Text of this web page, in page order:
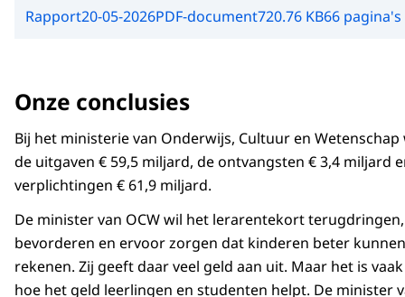
Rapport20-05-2026PDF-document720.76 KB66 pagina's
Onze conclusies
Bij het ministerie van Onderwijs, Cultuur en Wetenschap
de uitgaven € 59,5 miljard, de ontvangsten € 3,4 miljard
verplichtingen € 61,9 miljard.
De minister van OCW wil het lerarentekort
bevorderen en ervoor zorgen dat kinderen beter
rekenen. Zij geeft daar veel geld aan uit. Maar het is
hoe het geld leerlingen en studenten helpt. De minister